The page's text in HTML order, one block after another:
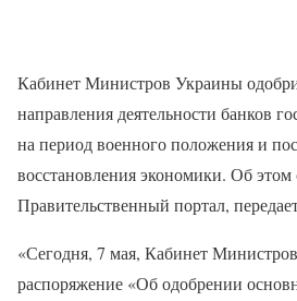
Кабинет Министров Украины
направления деятельности банков
на период военного положения и
восстановления экономики. Об этом
Правительственный портал,
«Сегодня, 7 мая, Кабинет
распоряжение «Об одобрении